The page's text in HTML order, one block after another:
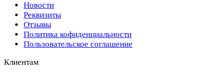
Новости
Реквизиты
Отзывы
Политика кофиденциальности
Пользовательское соглашение
Клиентам